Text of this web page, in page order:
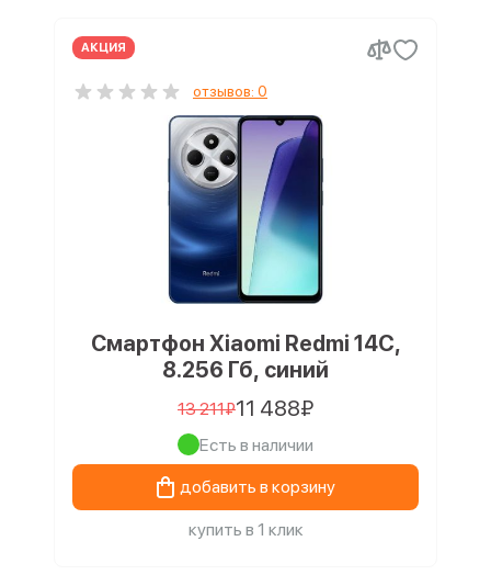
АКЦИЯ
отзывов: 0
Смартфон Xiaomi Redmi 14C,
8.256 Гб, синий
13 211₽11 488₽
Есть в наличии
добавить в корзину
купить в 1 клик